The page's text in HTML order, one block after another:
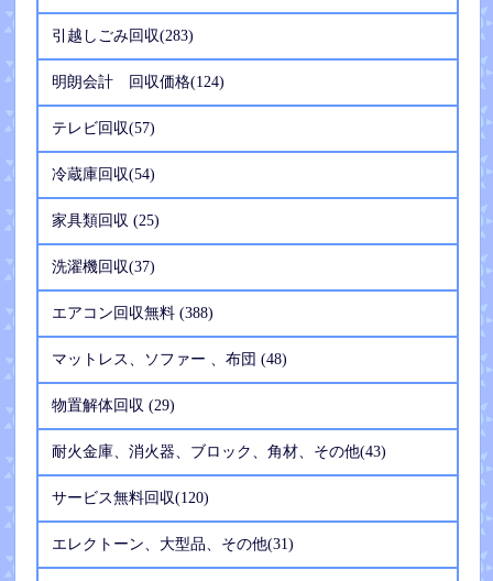
引越しごみ回収(283)
明朗会計 回収価格(124)
テレビ回収(57)
冷蔵庫回収(54)
家具類回収 (25)
洗濯機回収(37)
エアコン回収無料 (388)
マットレス、ソファー 、布団 (48)
物置解体回収 (29)
耐火金庫、消火器、ブロック、角材、その他(43)
サービス無料回収(120)
エレクトーン、大型品、その他(31)